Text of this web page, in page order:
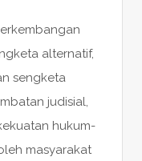
alternatif,
sengketa
judisial,
hukum-
masyarakat